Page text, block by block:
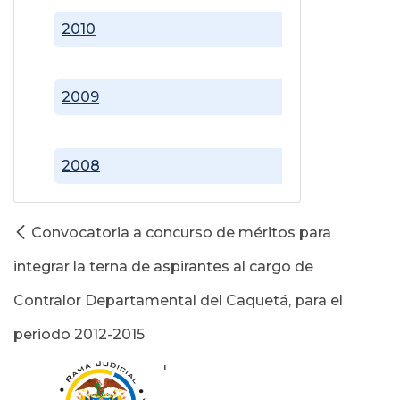
2008
2009
2010
Convocatoria a concurso de méritos para
integrar la terna de aspirantes al cargo de
Contralor Departamental del Caquetá, para el
periodo 2012-2015
'